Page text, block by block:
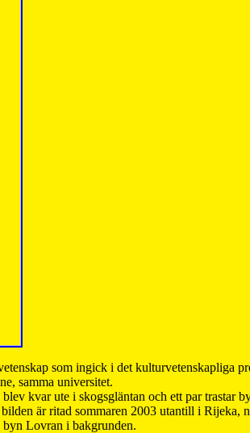
som ingick i det kulturvetenskapliga
samma universitet.
kvar ute i skogsgläntan och ett par trastar
är ritad sommaren 2003 utantill i Rijeka,
byn Lovran i bakgrunden.